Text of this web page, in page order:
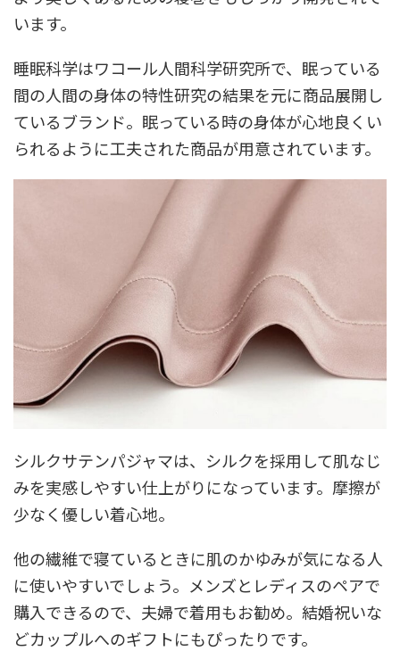
います。
睡眠科学はワコール人間科学研究所で、眠っている
間の人間の身体の特性研究の結果を元に商品展開し
ているブランド。眠っている時の身体が心地良くい
られるように工夫された商品が用意されています。
シルクサテンパジャマは、シルクを採用して肌なじ
みを実感しやすい仕上がりになっています。摩擦が
少なく優しい着心地。
他の繊維で寝ているときに肌のかゆみが気になる人
に使いやすいでしょう。メンズとレディスのペアで
購入できるので、夫婦で着用もお勧め。結婚祝いな
どカップルへのギフトにもぴったりです。